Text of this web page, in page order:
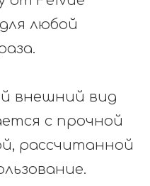
любой
внешний вид
с прочной
рассчитанной